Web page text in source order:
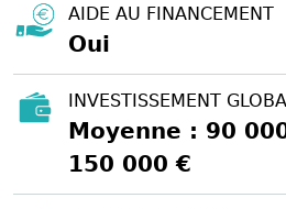
AIDE AU FINANCEMENT
Oui
INVESTISSEMENT
Moyenne : 90
150 000 €